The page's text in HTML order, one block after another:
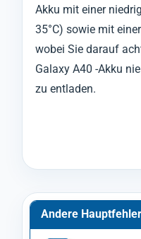
Akku mit einer
35°C) sowie mit
wobei Sie darauf
Galaxy A40 -Akku
zu entladen.
Andere Hauptfehler